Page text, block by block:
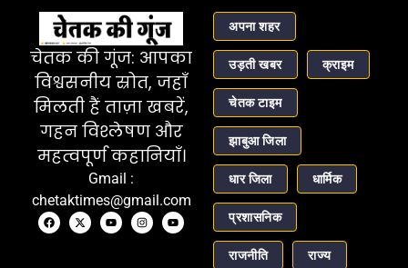
चेतक की गूंज: आपका
विश्वसनीय स्रोत, जहाँ
मिलती हैं ताज़ा खबरें,
गहन विश्लेषण और
महत्वपूर्ण कहानियाँ।
Gmail :
chetaktimes@gmail.com
अपना शहर
उड़ती खबर क्राइम
चेतक टाइम
झाबुआ जिला
धार जिला धार्मिक
प्रशासनिक
राजनीति राज्य